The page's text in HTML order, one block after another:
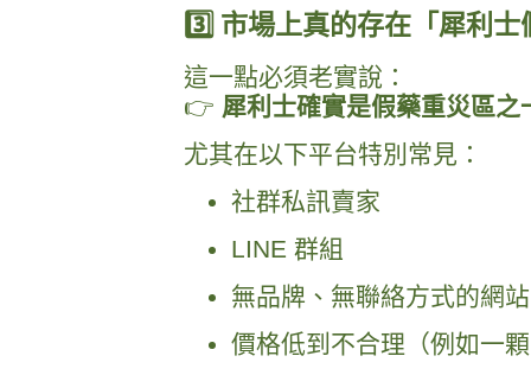
3️⃣ 市場上真的存在「犀利士
這一點必須老實說：
👉 犀利士確實是假藥重災區之
尤其在以下平台特別常見：
社群私訊賣家
LINE 群組
無品牌、無聯絡方式的網站
價格低到不合理（例如一